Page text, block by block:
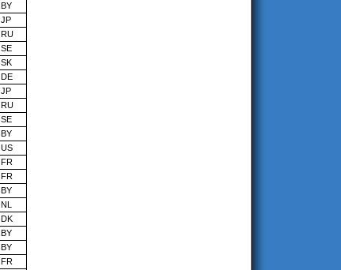
BY
JP
RU
SE
SK
DE
JP
RU
SE
BY
US
FR
FR
BY
NL
DK
BY
BY
FR